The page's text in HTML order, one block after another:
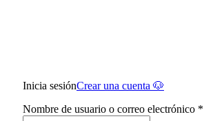
Inicia sesiónCrear una cuenta 🐶
Nombre de usuario o correo electrónico *